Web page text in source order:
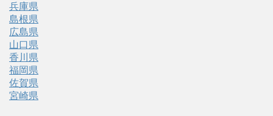
兵庫県
島根県
広島県
山口県
香川県
福岡県
佐賀県
宮崎県